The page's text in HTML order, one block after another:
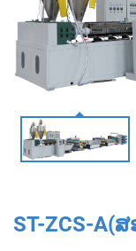
ST-ZCS-A(